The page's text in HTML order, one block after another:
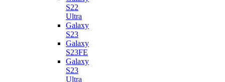
S22
Ultra
Galaxy
S23
Galaxy
S23FE
Galaxy
S23
Ultra